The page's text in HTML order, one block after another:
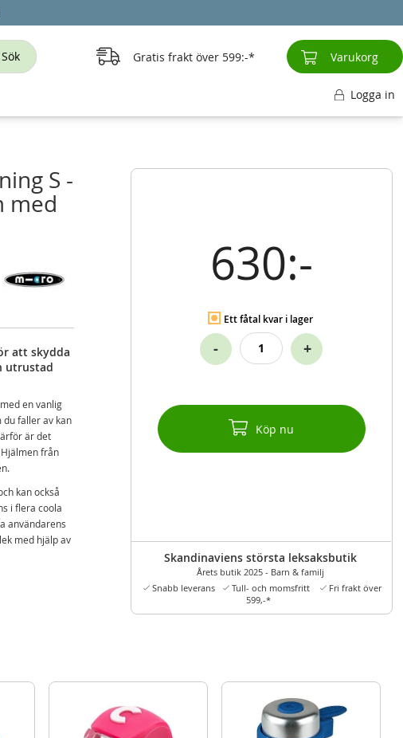
630:-
Ett fåtal kvar i lager
- +
Köp nu
Skandinaviens största leksaksbutik
Årets butik 2025 - Barn & familj
Snabb leverans
Tull- och momsfritt
Fri frakt över
599,-*
S -
med
att skydda
utrustad
en vanlig
du faller av kan
är det
från
kan också
i flera coola
användarens
med hjälp av
Sök Gratis frakt över 599:- Varukorg
Logga in